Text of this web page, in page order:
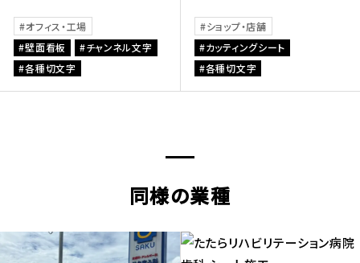
オフィス・工場
壁面看板
チャンネル文字
各種切文字
ショップ・店舗
カッティングシート
各種切文字
同様の業種